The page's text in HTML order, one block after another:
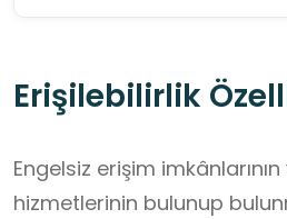
Erişilebilirlik
Engelsiz erişim
hizmetlerinin bulunup